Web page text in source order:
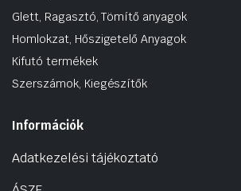
Glett, Ragasztó, Tömítő anyagok
Homlokzat, Hőszigetelő Anyagok
Kifutó termékek
Szerszámok, Kiegészítők
Információk
Adatkezelési tájékoztató